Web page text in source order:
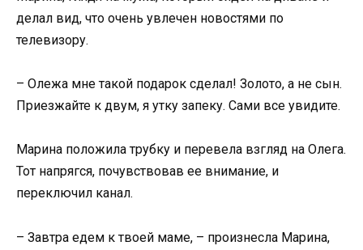
делал вид, что очень увлечен новостями по
телевизору.
– Олежа мне такой подарок сделал! Золото, а не сын.
Приезжайте к двум, я утку запеку. Сами все увидите.
Марина положила трубку и перевела взгляд на Олега.
Тот напрягся, почувствовав ее внимание, и
переключил канал.
– Завтра едем к твоей маме, – произнесла Марина,